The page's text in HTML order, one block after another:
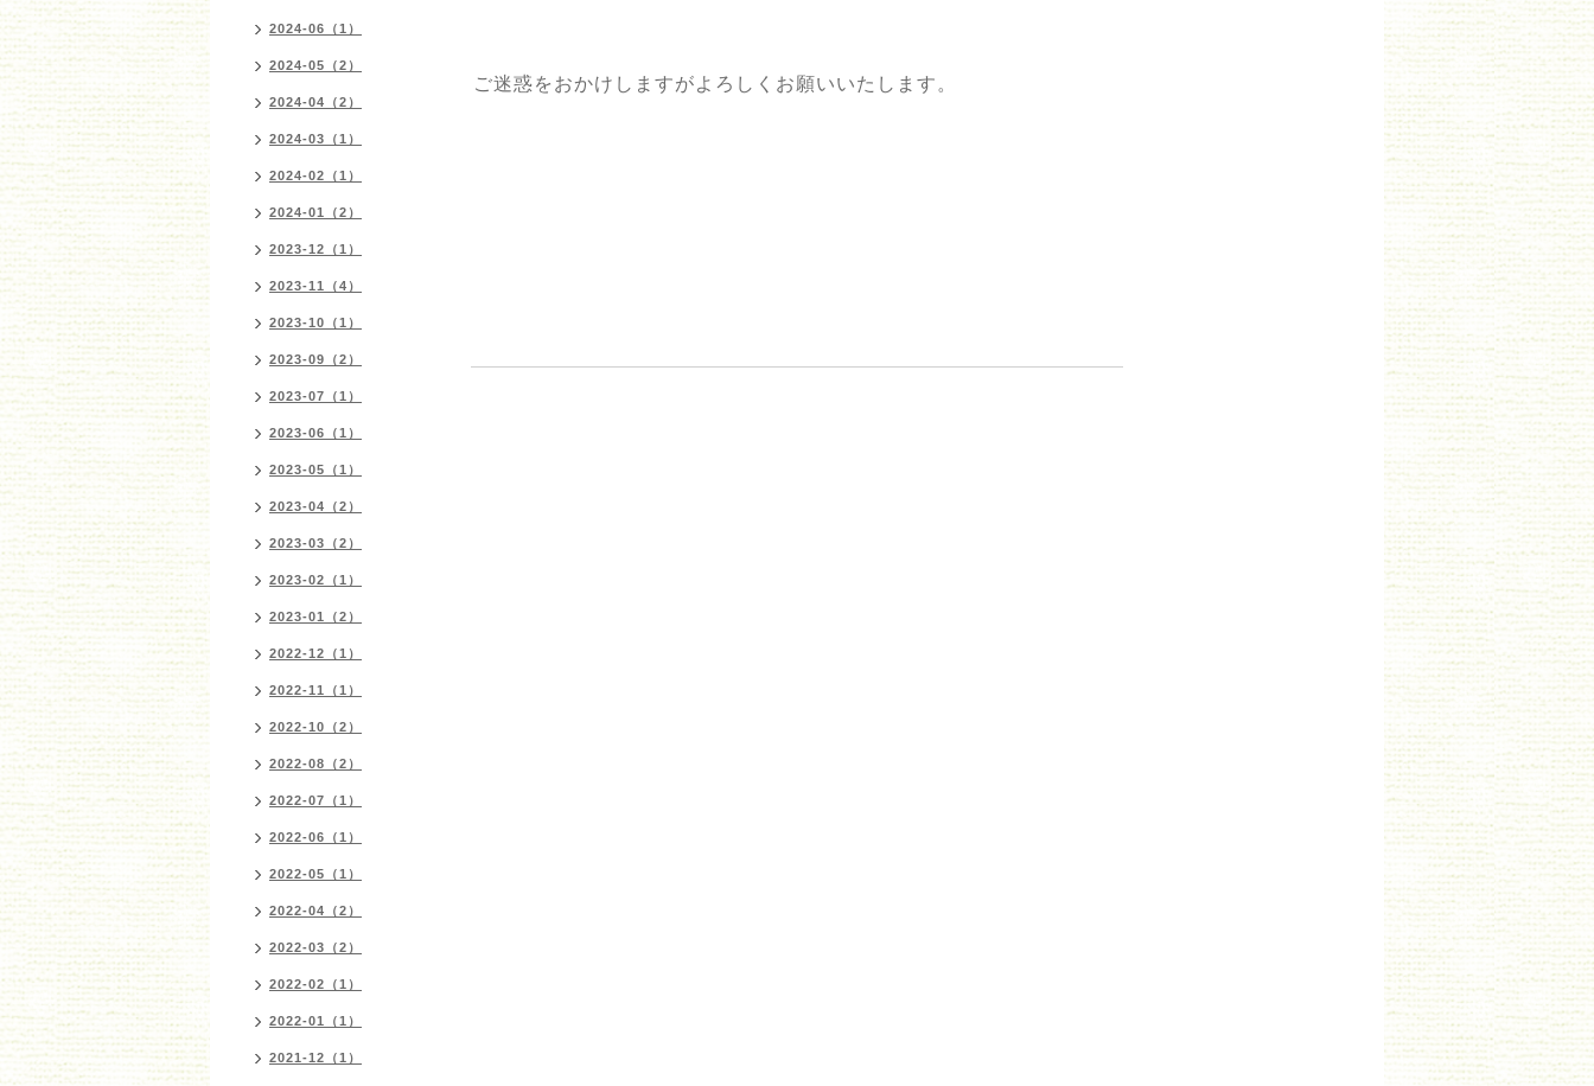
ご迷惑をおかけしますがよろしくお願いいたします。
2024-06（1）
2024-05（2）
2024-04（2）
2024-03（1）
2024-02（1）
2024-01（2）
2023-12（1）
2023-11（4）
2023-10（1）
2023-09（2）
2023-07（1）
2023-06（1）
2023-05（1）
2023-04（2）
2023-03（2）
2023-02（1）
2023-01（2）
2022-12（1）
2022-11（1）
2022-10（2）
2022-08（2）
2022-07（1）
2022-06（1）
2022-05（1）
2022-04（2）
2022-03（2）
2022-02（1）
2022-01（1）
2021-12（1）